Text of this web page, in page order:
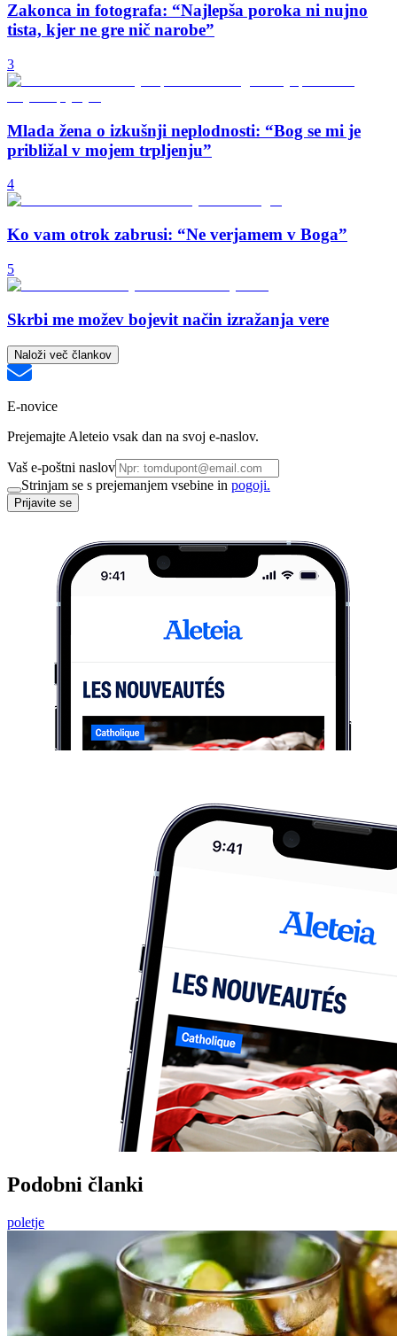
Zakonca in fotografa: “Najlepša poroka ni nujno
tista, kjer ne gre nič narobe”
3
Mlada žena o izkušnji neplodnosti: “Bog se mi je
približal v mojem trpljenju”
4
Ko vam otrok zabrusi: “Ne verjamem v Boga”
5
Skrbi me možev bojevit način izražanja vere
Naloži več člankov
E-novice
Prejemajte Aleteio vsak dan na svoj e-naslov.
Vaš e-poštni naslov
Strinjam se s prejemanjem vsebine in pogoji.
Prijavite se
Podobni članki
poletje